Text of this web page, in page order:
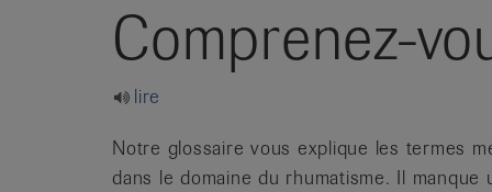
Comprenez-
lire
Notre glossaire vous explique les termes
dans le domaine du rhumatisme. Il